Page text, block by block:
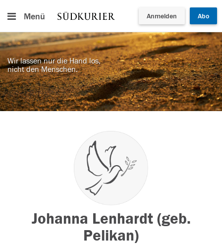
Menü Anmelden Abo
Wir lassen nur die Hand los,
nicht den Menschen.
Johanna Lenhardt (geb.
Pelikan)